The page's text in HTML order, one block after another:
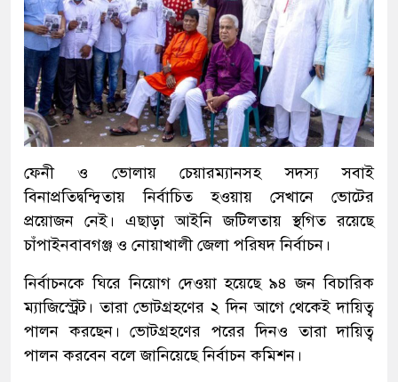
ফেনী ও ভোলায় চেয়ারম্যানসহ সদস্য সবাই
বিনাপ্রতিদ্বন্দ্বিতায় নির্বাচিত হওয়ায় সেখানে ভোটের
প্রয়োজন নেই। এছাড়া আইনি জটিলতায় স্থগিত রয়েছে
চাঁপাইনবাবগঞ্জ ও নোয়াখালী জেলা পরিষদ নির্বাচন।
নির্বাচনকে ঘিরে নিয়োগ দেওয়া হয়েছে ৯৪ জন বিচারিক
ম্যাজিস্ট্রেট। তারা ভোটগ্রহণের ২ দিন আগে থেকেই দায়িত্ব
পালন করছেন। ভোটগ্রহণের পরের দিনও তারা দায়িত্ব
পালন করবেন বলে জানিয়েছে নির্বাচন কমিশন।